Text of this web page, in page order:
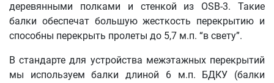
деревянными полками и стенкой из OSB-3. Такие
балки обеспечат большую жесткость перекрытию и
способны перекрыть пролеты до 5,7 м.п. “в свету”.
В стандарте для устройства межэтажных перекрытий
мы используем балки длиной 6 м.п. БДКУ (балки